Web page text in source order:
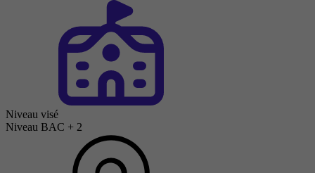
Niveau visé
Niveau BAC + 2